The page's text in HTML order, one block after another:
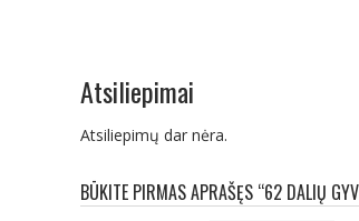
Atsiliepimai
Atsiliepimų dar nėra.
BŪKITE PIRMAS APRAŠĘS “62 DALIŲ